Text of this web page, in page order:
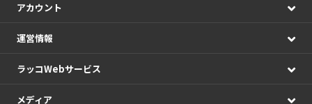
アカウント
運営情報
ラッコWebサービス
メディア